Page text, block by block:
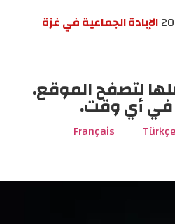
الإبادة الجماعية في غزة
لتصفح الموقع.
في أي وقت.
Türkçe
Français